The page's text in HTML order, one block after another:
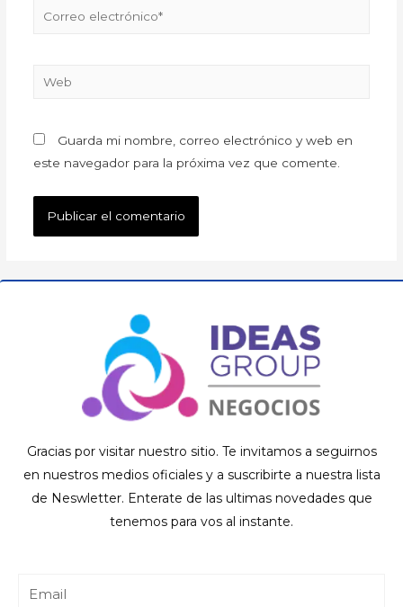
Guarda mi nombre, correo electrónico y web en
este navegador para la próxima vez que comente.
Gracias por visitar nuestro sitio. Te invitamos a seguirnos
en nuestros medios oficiales y a suscribirte a nuestra lista
de Neswletter. Enterate de las ultimas novedades que
tenemos para vos al instante.